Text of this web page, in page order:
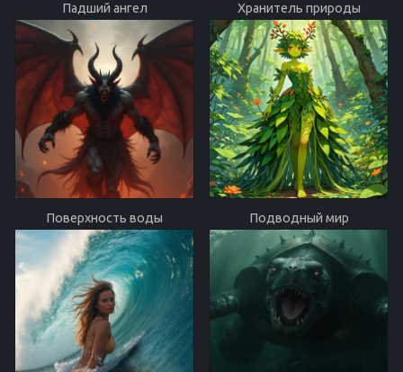
Падший ангел Хранитель природы
Поверхность воды Подводный мир